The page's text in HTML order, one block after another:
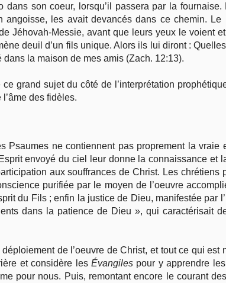
dans son coeur, lorsqu’il passera par la
les avait devancés dans ce chemin. Le
Jéhovah-Messie, avant que leurs yeux le voient
deuil d’un fils unique. Alors ils lui diront :
la maison de mes amis (Zach. 12:13).
grand sujet du côté de l’interprétation
des fidèles.
Psaumes ne contiennent pas proprement la vraie
envoyé du ciel leur donne la connaissance et
aux souffrances de Christ. Les chrétiens
purifiée par le moyen de l’oeuvre
du Fils ; enfin la justice de Dieu, manifestée par
dans la patience de Dieu », qui caractérisait
déploiement de l’oeuvre de Christ, et tout ce qui
et considère les Évangiles pour y apprendre
pour nous. Puis, remontant encore le courant